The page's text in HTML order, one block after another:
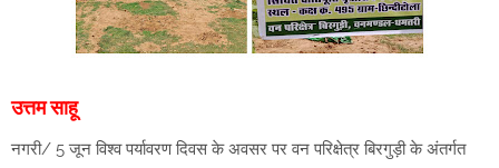
उत्तम साहू
नगरी/ 5 जून विश्व पर्यावरण दिवस के अवसर पर वन परिक्षेत्र बिरगुड़ी के अंतर्गत